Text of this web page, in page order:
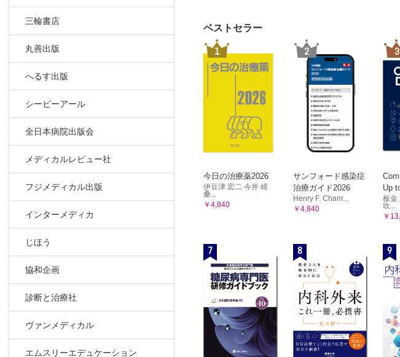
三輪書店
丸善出版
へるす出版
シービーアール
全日本病院出版会
メディカルレビュー社
フジメディカル出版
インターメディカ
じほう
協和企画
診断と治療社
ヴァンメディカル
エムスリーエデュケーション
ベストセラー
1
今日の治療薬2026
伊豆津 宏二 今井 靖
桑...
￥4,840
2
サンフォード感染症
治療ガイド2026
Henry F. Cham...
￥4,840
3
Up
板金
吹...
￥
7 8 9